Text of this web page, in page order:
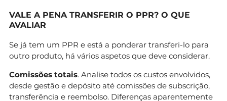
VALE A PENA TRANSFERIR O PPR? O QUE
AVALIAR
Se já tem um PPR e está a ponderar transferi-lo para
outro produto, há vários aspetos que deve considerar.
Comissões totais. Analise todos os custos envolvidos,
desde gestão e depósito até comissões de subscrição,
transferência e reembolso. Diferenças aparentemente